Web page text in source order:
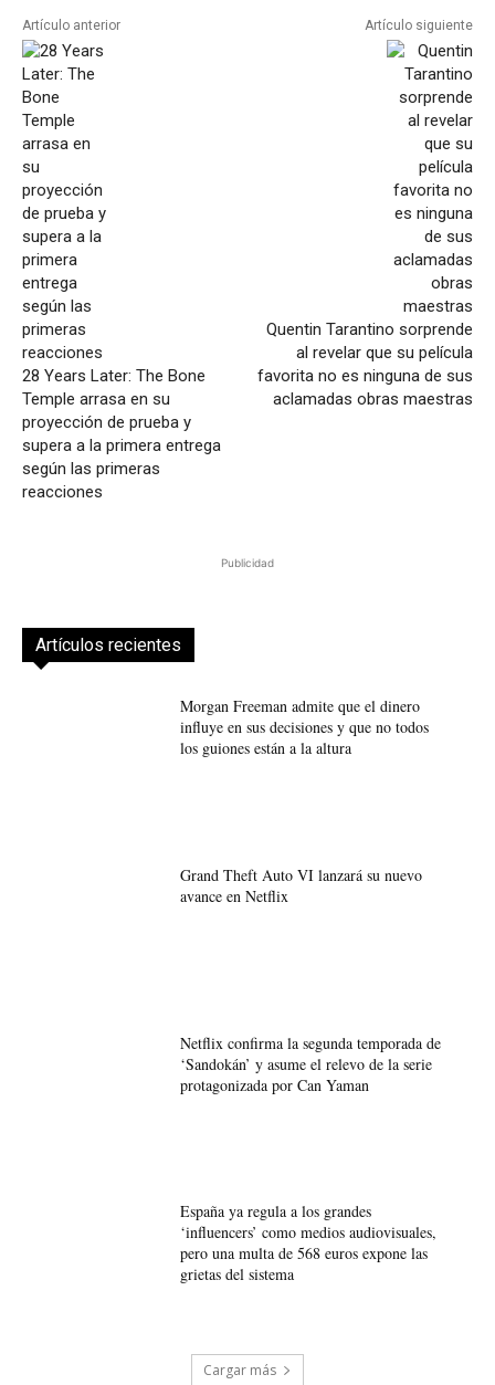
Artículo anterior
28 Years Later: The Bone
Temple arrasa en su
proyección de prueba y
supera a la primera entrega
según las primeras
reacciones
Artículo siguiente
Quentin Tarantino sorprende
al revelar que su película
favorita no es ninguna de sus
aclamadas obras maestras
Publicidad
Artículos recientes
Morgan Freeman admite que el dinero
influye en sus decisiones y que no todos
los guiones están a la altura
Grand Theft Auto VI lanzará su nuevo
avance en Netflix
Netflix confirma la segunda temporada de
‘Sandokán’ y asume el relevo de la serie
protagonizada por Can Yaman
España ya regula a los grandes
‘influencers’ como medios audiovisuales,
pero una multa de 568 euros expone las
grietas del sistema
Cargar más